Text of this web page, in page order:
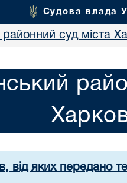
Судова влада
суд міста
від яких передано